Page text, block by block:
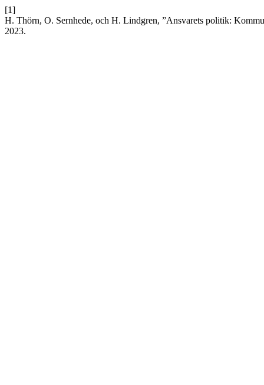
[1]
H. Thörn, O. Sernhede, och H. Lindgren, ”Ansvarets politik:
2023.